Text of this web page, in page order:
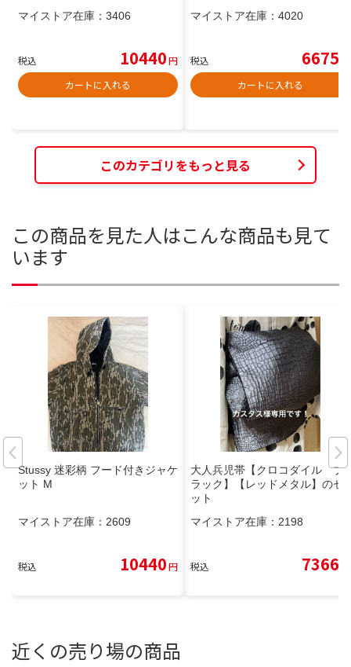
マイストア在庫： 3406
税込 10440円
カートに入れる
マイストア在庫： 4020
税込 6675
カートに入れる
このカテゴリをもっと見る
この商品を見た人はこんな商品も見て
います
Stussy 迷彩柄 フード付きジャケ
ット M
マイストア在庫： 2609
税込 10440円
大人兵児帯【クロコダイル ブ
ラック】【レッドメタル】のセ
ット
マイストア在庫： 2198
税込 7366
近くの売り場の商品